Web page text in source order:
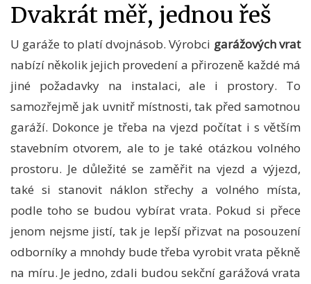
Dvakrát měř, jednou řeš
U garáže to platí dvojnásob. Výrobci garážových vrat
nabízí několik jejich provedení a přirozeně každé má
jiné požadavky na instalaci, ale i prostory. To
samozřejmě jak uvnitř místnosti, tak před samotnou
garáží. Dokonce je třeba na vjezd počítat i s větším
stavebním otvorem, ale to je také otázkou volného
prostoru. Je důležité se zaměřit na vjezd a výjezd,
také si stanovit náklon střechy a volného místa,
podle toho se budou vybírat vrata. Pokud si přece
jenom nejsme jistí, tak je lepší přizvat na posouzení
odborníky a mnohdy bude třeba vyrobit vrata pěkně
na míru. Je jedno, zdali budou sekční garážová vrata